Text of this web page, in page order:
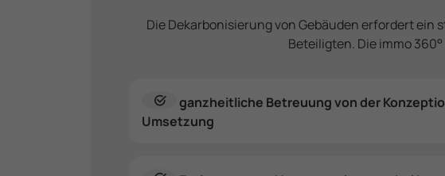
Die Dekar­bo­ni­sie­rung von Gebäuden erfordert
Beteiligten. Die immo
ganzheitliche Betreuung von der
Umsetzung